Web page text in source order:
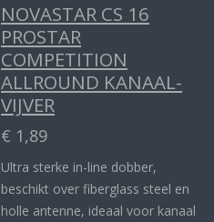
NOVASTAR CS 16
PROSTAR
COMPETITION
ALLROUND KANAAL-
VIJVER
€ 1,89
Ultra sterke in-line dobber,
beschikt over fiberglass steel en
holle antenne, ideaal voor kanaal